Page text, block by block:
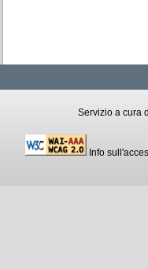
Servizio a cura
Info